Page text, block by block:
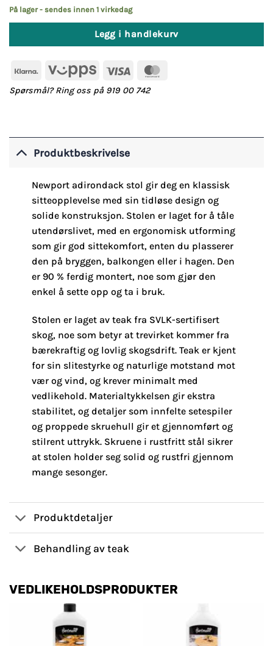
På lager - sendes innen 1 virkedag
Legg i handlekurv
Klarna Vipps Visa
Spørsmål? Ring oss på 919 00 742
Produktbeskrivelse
Newport adirondack stol gir deg en klassisk
sitteopplevelse med sin tidløse design og
solide konstruksjon. Stolen er laget for å tåle
utendørslivet, med en ergonomisk utforming
som gir god sittekomfort, enten du plasserer
den på bryggen, balkongen eller i hagen. Den
er 90 % ferdig montert, noe som gjør den
enkel å sette opp og ta i bruk.
Stolen er laget av teak fra SVLK-sertifisert
skog, noe som betyr at trevirket kommer fra
bærekraftig og lovlig skogsdrift. Teak er kjent
for sin slitestyrke og naturlige motstand mot
vær og vind, og krever minimalt med
vedlikehold. Materialtykkelsen gir ekstra
stabilitet, og detaljer som innfelte setespiler
og proppede skruehull gir et gjennomført og
stilrent uttrykk. Skruene i rustfritt stål sikrer
at stolen holder seg solid og rustfri gjennom
mange sesonger.
Produktdetaljer
Behandling av teak
VEDLIKEHOLDSPRODUKTER